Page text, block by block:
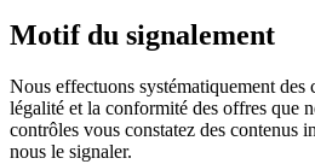
Motif du signalement
Nous effectuons systématiquement
légalité et la conformité des offres que
contrôles vous constatez des contenus
nous le signaler.